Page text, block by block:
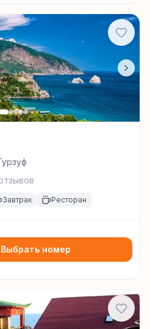
Завтрак Ресторан
Выбрать номер